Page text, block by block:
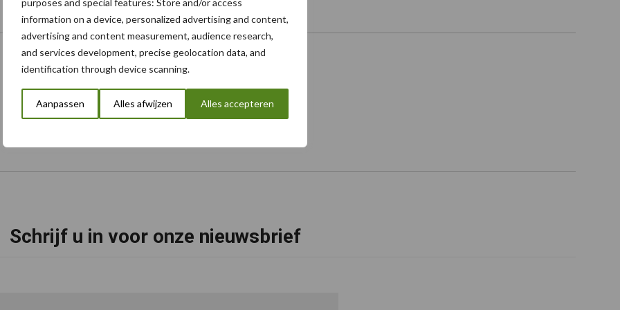
information on a device, personalized advertising and content,
advertising and content measurement, audience research,
and services development, precise geolocation data, and
identification through device scanning.
Aanpassen Alles afwijzen Alles accepteren
Onze brandpartners
Schrijf u in voor onze nieuwsbrief